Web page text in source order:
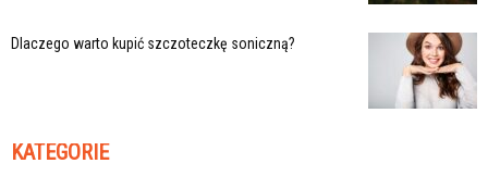
Dlaczego warto kupić szczoteczkę soniczną?
KATEGORIE